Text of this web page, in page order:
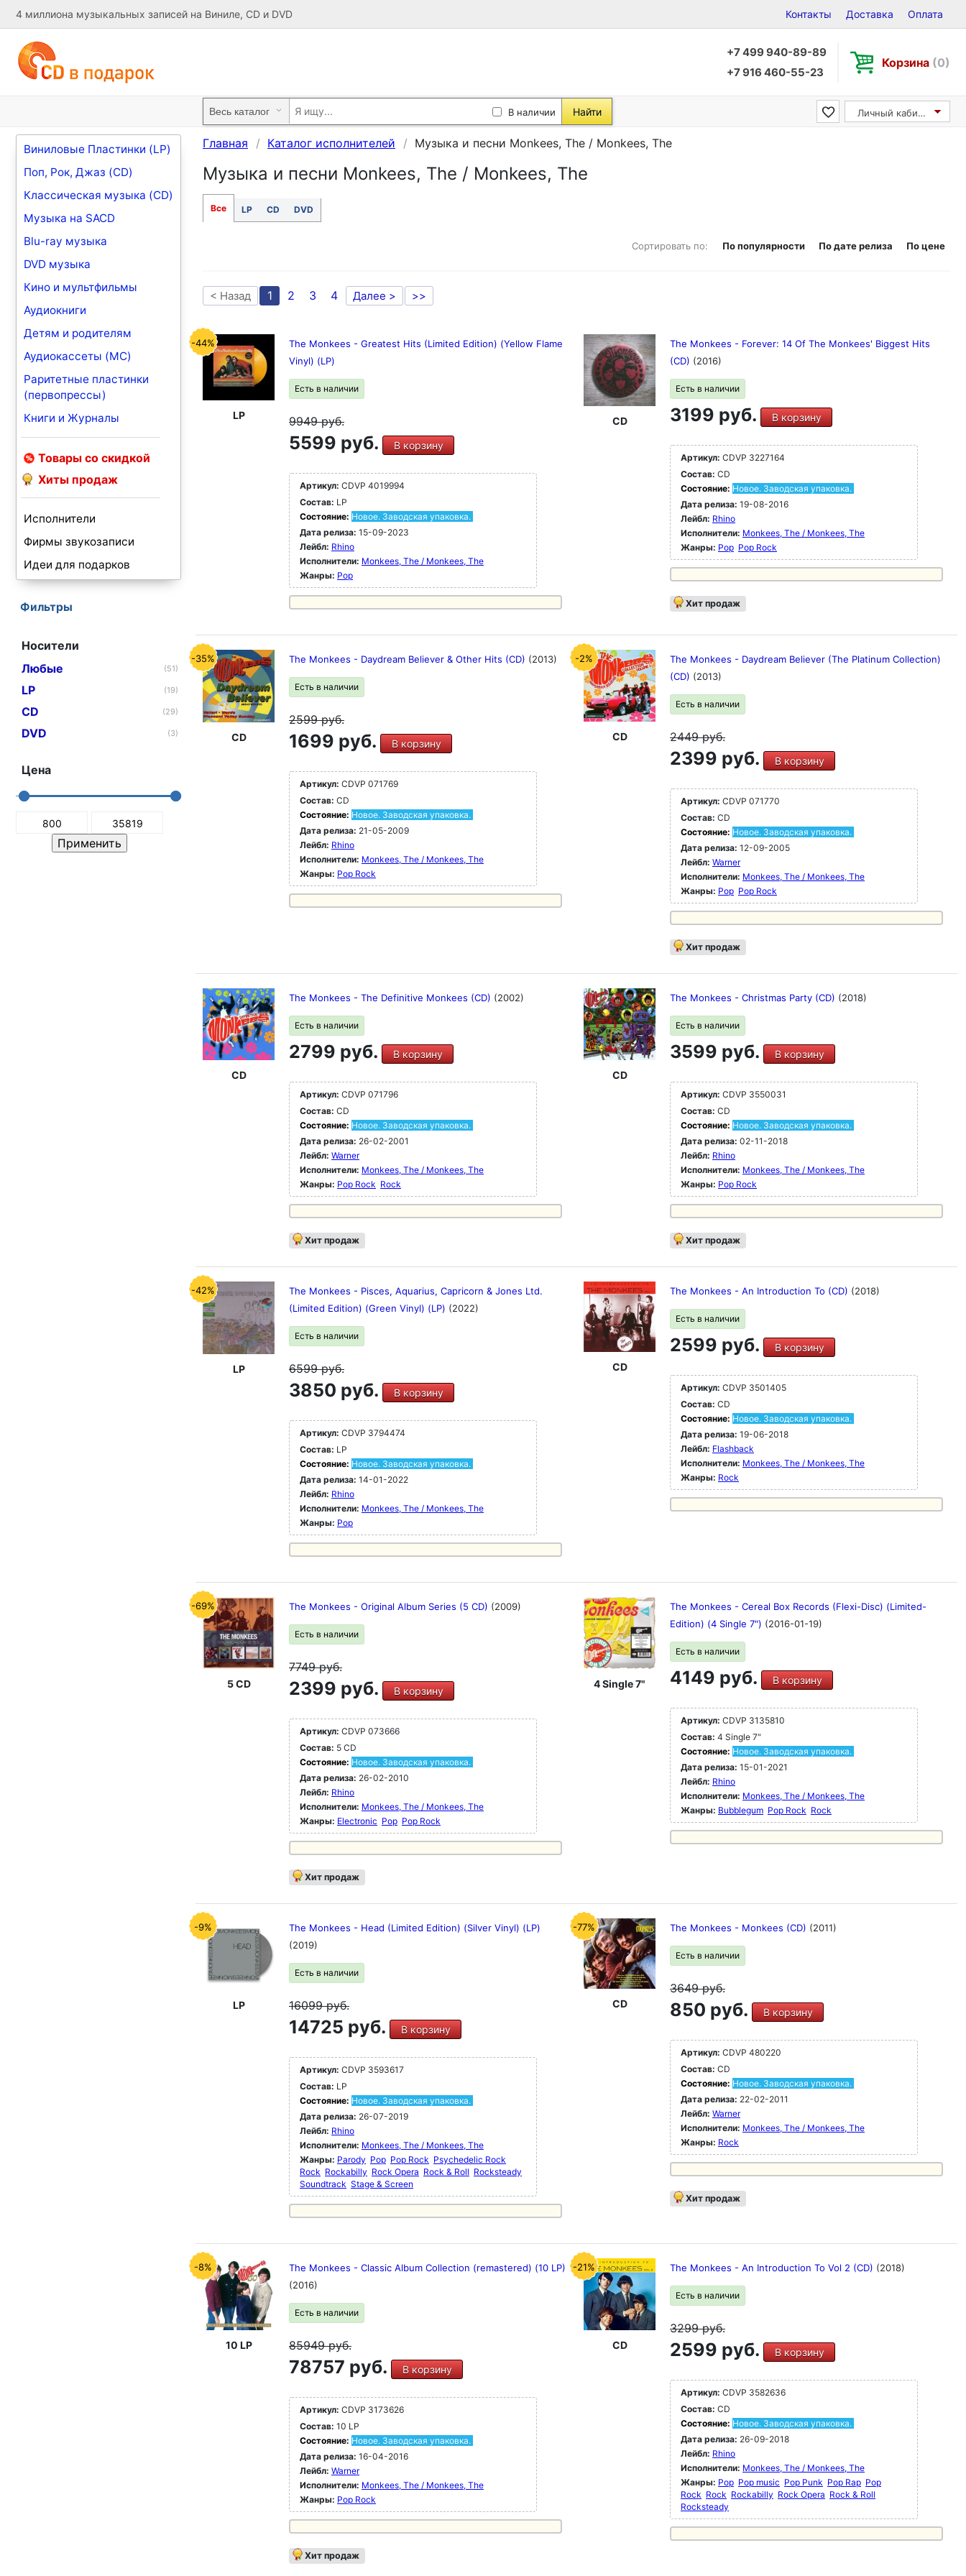
4 миллиона музыкальных записей на Виниле, CD и DVD Контакты Доставка Оплата
+7 499 940-89-89
+7 916 460-55-23
Корзина (0)
В наличии Найти Личный кабинет
Виниловые Пластинки (LP)
Поп, Рок, Джаз (CD)
Классическая музыка (CD)
Музыка на SACD
Blu-ray музыка
DVD музыка
Кино и мультфильмы
Аудиокниги
Детям и родителям
Аудиокассеты (MC)
Раритетные пластинки
(первопрессы)
Книги и Журналы
Товары со скидкой
Хиты продаж
Исполнители
Фирмы звукозаписи
Идеи для подарков
Фильтры
Носители
Любые
(51)
LP (19)
CD (29)
DVD (3)
Цена
Главная Каталог исполнителей Музыка и песни Monkees, The / Monkees, The
Музыка и песни Monkees, The / Monkees, The
Все LP CD DVD
Сортировать по: По популярности По дате релиза По цене
< Назад 1 2 3 4 Далее > >>
-44%
LP
The Monkees - Greatest Hits (Limited Edition) (Yellow Flame
Vinyl) (LP)
Есть в наличии
9949руб.
5599 руб. В корзину
Артикул: CDVP 4019994
Состав: LP
Состояние: Новое. Заводская упаковка.
Дата релиза: 15-09-2023
Лейбл: Rhino
Исполнители: Monkees, The / Monkees, The
Жанры: Pop
CD
The Monkees - Forever: 14 Of The Monkees' Biggest Hits
(CD) (2016)
Есть в наличии
3199 руб. В корзину
Артикул: CDVP 3227164
Состав: CD
Состояние: Новое. Заводская упаковка.
Дата релиза: 19-08-2016
Лейбл: Rhino
Исполнители: Monkees, The / Monkees, The
Жанры: Pop Pop Rock
Хит продаж
-35%
CD
The Monkees - Daydream Believer & Other Hits (CD) (2013)
Есть в наличии
2599руб.
1699 руб. В корзину
Артикул: CDVP 071769
Состав: CD
Состояние: Новое. Заводская упаковка.
Дата релиза: 21-05-2009
Лейбл: Rhino
Исполнители: Monkees, The / Monkees, The
Жанры: Pop Rock
-2%
CD
The Monkees - Daydream Believer (The Platinum Collection)
(CD) (2013)
Есть в наличии
2449руб.
2399 руб. В корзину
Артикул: CDVP 071770
Состав: CD
Состояние: Новое. Заводская упаковка.
Дата релиза: 12-09-2005
Лейбл: Warner
Исполнители: Monkees, The / Monkees, The
Жанры: Pop Pop Rock
Хит продаж
CD
The Monkees - The Definitive Monkees (CD) (2002)
Есть в наличии
2799 руб. В корзину
Артикул: CDVP 071796
Состав: CD
Состояние: Новое. Заводская упаковка.
Дата релиза: 26-02-2001
Лейбл: Warner
Исполнители: Monkees, The / Monkees, The
Жанры: Pop Rock Rock
Хит продаж
CD
The Monkees - Christmas Party (CD) (2018)
Есть в наличии
3599 руб. В корзину
Артикул: CDVP 3550031
Состав: CD
Состояние: Новое. Заводская упаковка.
Дата релиза: 02-11-2018
Лейбл: Rhino
Исполнители: Monkees, The / Monkees, The
Жанры: Pop Rock
Хит продаж
-42%
LP
The Monkees - Pisces, Aquarius, Capricorn & Jones Ltd.
(Limited Edition) (Green Vinyl) (LP) (2022)
Есть в наличии
6599руб.
3850 руб. В корзину
Артикул: CDVP 3794474
Состав: LP
Состояние: Новое. Заводская упаковка.
Дата релиза: 14-01-2022
Лейбл: Rhino
Исполнители: Monkees, The / Monkees, The
Жанры: Pop
CD
The Monkees - An Introduction To (CD) (2018)
Есть в наличии
2599 руб. В корзину
Артикул: CDVP 3501405
Состав: CD
Состояние: Новое. Заводская упаковка.
Дата релиза: 19-06-2018
Лейбл: Flashback
Исполнители: Monkees, The / Monkees, The
Жанры: Rock
-69%
5 CD
The Monkees - Original Album Series (5 CD) (2009)
Есть в наличии
7749руб.
2399 руб. В корзину
Артикул: CDVP 073666
Состав: 5 CD
Состояние: Новое. Заводская упаковка.
Дата релиза: 26-02-2010
Лейбл: Rhino
Исполнители: Monkees, The / Monkees, The
Жанры: Electronic Pop Pop Rock
Хит продаж
4 Single 7"
The Monkees - Cereal Box Records (Flexi-Disc) (Limited-
Edition) (4 Single 7") (2016-01-19)
Есть в наличии
4149 руб. В корзину
Артикул: CDVP 3135810
Состав: 4 Single 7"
Состояние: Новое. Заводская упаковка.
Дата релиза: 15-01-2021
Лейбл: Rhino
Исполнители: Monkees, The / Monkees, The
Жанры: Bubblegum Pop Rock Rock
-9%
LP
The Monkees - Head (Limited Edition) (Silver Vinyl) (LP)
(2019)
Есть в наличии
16099руб.
14725 руб. В корзину
Артикул: CDVP 3593617
Состав: LP
Состояние: Новое. Заводская упаковка.
Дата релиза: 26-07-2019
Лейбл: Rhino
Исполнители: Monkees, The / Monkees, The
Жанры: Parody Pop Pop Rock Psychedelic Rock
Rock Rockabilly Rock Opera Rock & Roll Rocksteady
Soundtrack Stage & Screen
-77%
CD
The Monkees - Monkees (CD) (2011)
Есть в наличии
3649руб.
850 руб. В корзину
Артикул: CDVP 480220
Состав: CD
Состояние: Новое. Заводская упаковка.
Дата релиза: 22-02-2011
Лейбл: Warner
Исполнители: Monkees, The / Monkees, The
Жанры: Rock
Хит продаж
-8%
10 LP
The Monkees - Classic Album Collection (remastered) (10 LP)
(2016)
Есть в наличии
85949руб.
78757 руб. В корзину
Артикул: CDVP 3173626
Состав: 10 LP
Состояние: Новое. Заводская упаковка.
Дата релиза: 16-04-2016
Лейбл: Warner
Исполнители: Monkees, The / Monkees, The
Жанры: Pop Rock
Хит продаж
-21%
CD
The Monkees - An Introduction To Vol 2 (CD) (2018)
Есть в наличии
3299руб.
2599 руб. В корзину
Артикул: CDVP 3582636
Состав: CD
Состояние: Новое. Заводская упаковка.
Дата релиза: 26-09-2018
Лейбл: Rhino
Исполнители: Monkees, The / Monkees, The
Жанры: Pop Pop music Pop Punk Pop Rap Pop
Rock Rock Rockabilly Rock Opera Rock & Roll
Rocksteady